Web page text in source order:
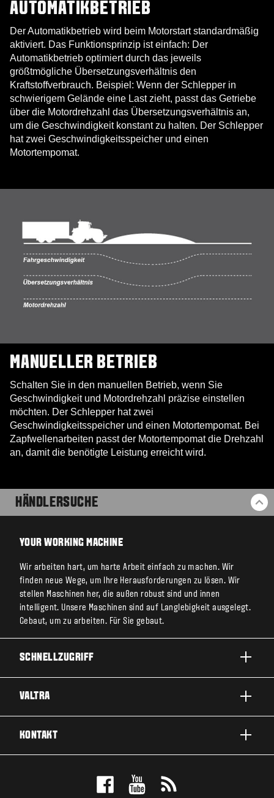
AUTOMATIKBETRIEB
Der Automatikbetrieb wird beim Motorstart standardmäßig
aktiviert. Das Funktionsprinzip ist einfach: Der
Automatikbetrieb optimiert durch das jeweils
größtmögliche Übersetzungsverhältnis den
Kraftstoffverbrauch. Beispiel: Wenn der Schlepper in
schwierigem Gelände eine Last zieht, passt das Getriebe
über die Motordrehzahl das Übersetzungsverhältnis an,
um die Geschwindigkeit konstant zu halten. Der Schlepper
hat zwei Geschwindigkeitsspeicher und einen
Motortempomat.
MANUELLER BETRIEB
Schalten Sie in den manuellen Betrieb, wenn Sie
Geschwindigkeit und Motordrehzahl präzise einstellen
möchten. Der Schlepper hat zwei
Geschwindigkeitsspeicher und einen Motortempomat. Bei
Zapfwellenarbeiten passt der Motortempomat die Drehzahl
an, damit die benötigte Leistung erreicht wird.
HÄNDLERSUCHE
YOUR WORKING MACHINE
Wir arbeiten hart, um harte Arbeit einfach zu machen. Wir
finden neue Wege, um Ihre Herausforderungen zu lösen. Wir
stellen Maschinen her, die außen robust sind und innen
intelligent. Unsere Maschinen sind auf Langlebigkeit ausgelegt.
Gebaut, um zu arbeiten. Für Sie gebaut.
SCHNELLZUGRIFF
SERVICE & REPARATUR
VALTRA
KONTAKT
PROBEFAHRT MACHEN